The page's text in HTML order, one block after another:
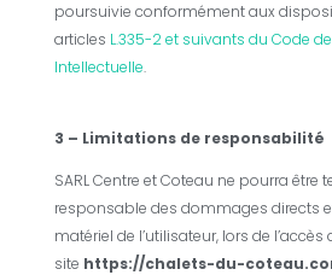
poursuivie conformément aux
articles L.335-2 et suivants du Code
Intellectuelle.
3 – Limitations de responsabilité
SARL Centre et Coteau ne pourra être
responsable des dommages directs
matériel de l’utilisateur, lors de l’accès
site https://chalets-du-